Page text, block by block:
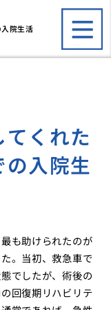
院生活
くれた
入院生
も助けられたのが
。当初、救急車で
でしたが、術後の
回復期リハビリテ